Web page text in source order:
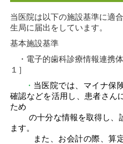
矯正歯科
歯周病治療
予防歯科
拡大化治療
特殊な入れ歯
ホワイトニング
当医院は以下の施設基準に適
生局に届出をしています。
基本施設基準
・電子的歯科診療情報連携
１］
・ 当医院では、マイナ保
確認などを活用し、患者さん
ため
の十分な情報を取得し、
ます。
また、お会計の際、算